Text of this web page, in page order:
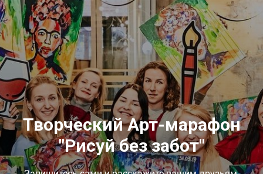
Творческий Арт-марафон
"Рисуй без забот"